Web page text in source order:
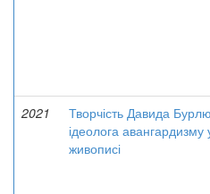
2021
Творчість Давида
ідеолога авангардизму
живописі